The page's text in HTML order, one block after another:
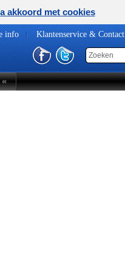
info Klantenservice & Contact
«
akkoord met cookies